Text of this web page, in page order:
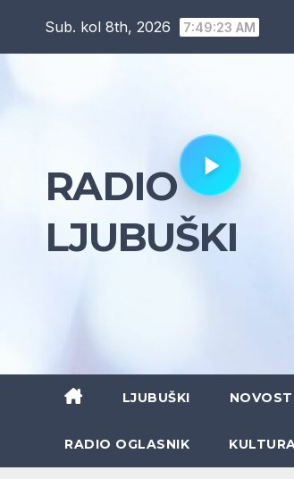
Sub. kol 8th, 2026 7:49:24 AM
RADIO
LJUBUŠKI
LJUBUŠKI
RADIO OGLASNIK